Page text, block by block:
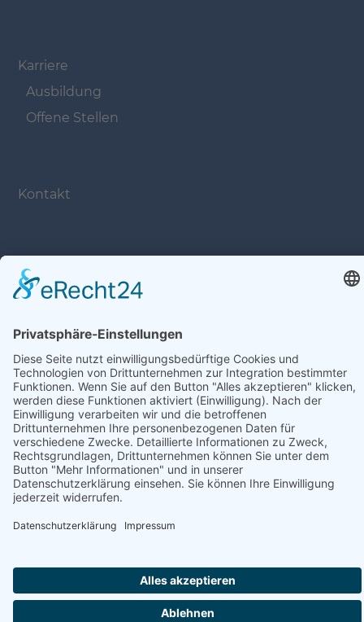
Karriere
Ausbildung
Offene Stellen
Kontakt
Impressum
Datenschutz
Kontakt
Sitemap
Barrierefreiheit
Cookie-Einstellungen
Fakten über Eschenbach-Group.com